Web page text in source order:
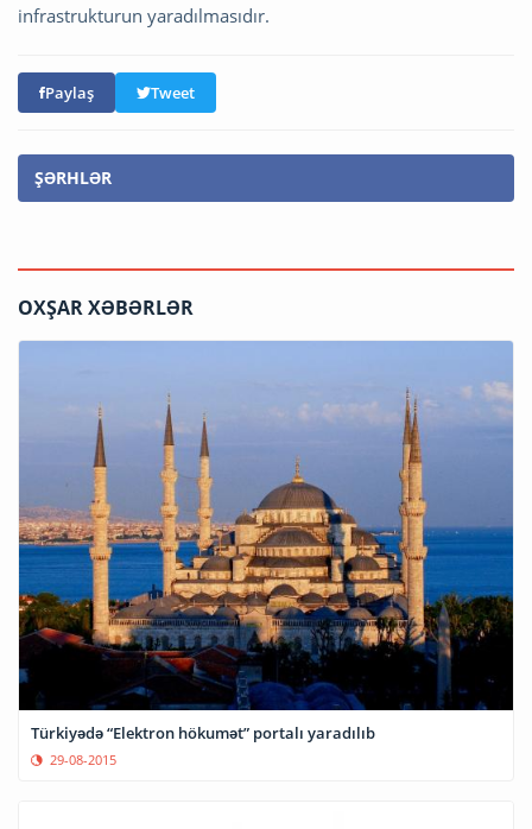
infrastrukturun yaradılmasıdır.
Paylaş Tweet
ŞƏRHLƏR
OXŞAR XƏBƏRLƏR
Türkiyədə “Elektron hökumət” portalı yaradılıb
29-08-2015